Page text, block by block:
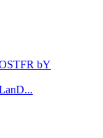
bY